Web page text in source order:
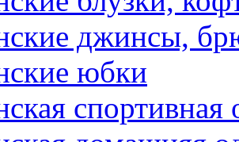
джинсы,
юбки
спортивная